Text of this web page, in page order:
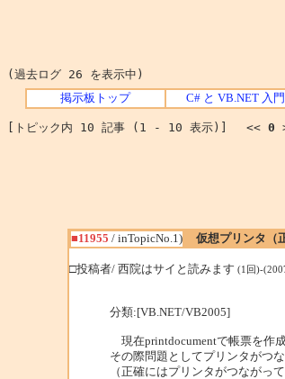
(過去ログ 26 を表示中)
掲示板トップ C# と VB.NET 入門
[トピック内 10 記事 (1 - 10 表示)] << 0
■11955 / inTopicNo.1)
仮想プリンタ（
□投稿者/ 西院はサイと読みます (1回)-
分類:[VB.NET/VB2005]
現在printdocumentで帳票を作成
その際問題としてプリンタがつ
（正確にはプリンタがつながっ